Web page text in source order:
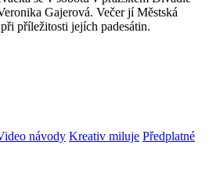
Gajerová. Večer jí Městská
příležitosti jejích padesátin.
návody Kreativ miluje Předplatné